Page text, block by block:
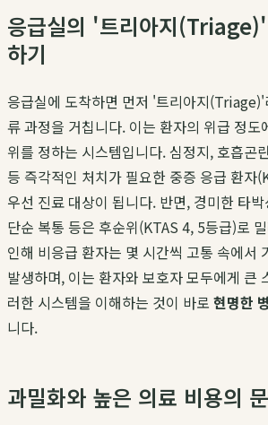
응급실의 '트리아지
하기
응급실에 도착하면 먼저 '트리아지
류 과정을 거칩니다. 이는 환자의 위급 정도
위를 정하는 시스템입니다. 심정지, 호흡곤
등 즉각적인 처치가 필요한 중증 응급 환자
우선 진료 대상이 됩니다. 반면, 경미한 타
단순 복통 등은 후순위(KTAS 4, 5등급)로
인해 비응급 환자는 몇 시간씩 고통 속에서
발생하며, 이는 환자와 보호자 모두에게 큰
러한 시스템을 이해하는 것이 바로 현명한
니다.
과밀화와 높은 의료 비용의